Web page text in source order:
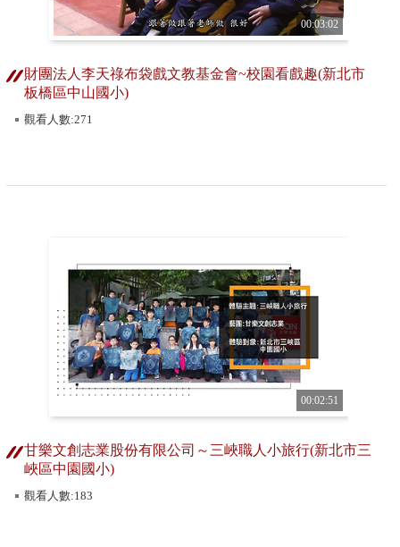
00:03:02
財團法人李天祿布袋戲文教基金會~校園看戲趣(新北市
板橋區中山國小)
觀看人數:271
00:02:51
甘樂文創志業股份有限公司～三峽職人小旅行(新北市三
峽區中園國小)
觀看人數:183